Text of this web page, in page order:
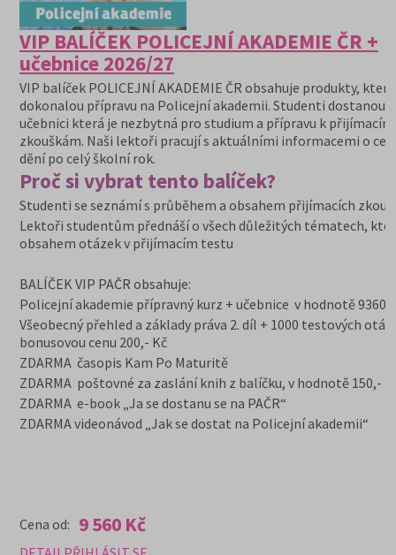
VIP BALÍČEK POLICEJNÍ AKADEMIE ČR +
učebnice 2026/27
VIP balíček POLICEJNÍ AKADEMIE ČR obsahuje produkty,
dokonalou přípravu na Policejní akademii. Studenti dostanou
učebnici která je nezbytná pro studium a přípravu k přijímacím
zkouškám. Naši lektoři pracují s aktuálními informacemi o
dění po celý školní rok.
Proč si vybrat tento balíček?
Studenti se seznámí s průběhem a obsahem přijímacích
Lektoři studentům přednáší o všech důležitých tématech,
obsahem otázek v přijímacím testu
BALÍČEK VIP PAČR obsahuje:
Policejní akademie přípravný kurz + učebnice v hodnotě
Všeobecný přehled a základy práva 2. díl + 1000 testových
bonusovou cenu 200,- Kč
ZDARMA časopis Kam Po Maturitě
ZDARMA poštovné za zaslání knih z balíčku, v hodnotě 150,-
ZDARMA e-book „Ja se dostanu se na PAČR“
ZDARMA videonávod „Jak se dostat na Policejní akademii“
Cena od: 9 560 Kč